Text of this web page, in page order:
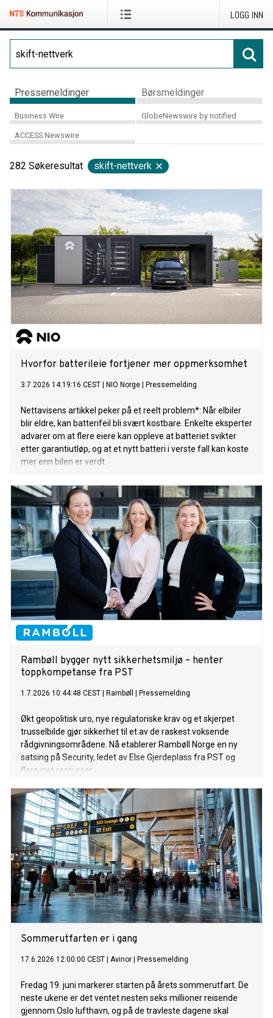
LOGG INN
Pressemeldinger Børsmeldinger
Business Wire GlobeNewswire by notified
ACCESS Newswire
282 Søkeresultat skift-nettverk
Hvorfor batterileie fortjener mer oppmerksomhet
3.7.2026 14:19:16 CEST NIO Norge Pressemelding
Nettavisens artikkel peker på et reelt problem*: Når elbiler
blir eldre, kan batterifeil bli svært kostbare. Enkelte eksperter
advarer om at flere eiere kan oppleve at batteriet svikter
etter garantiutløp, og at et nytt batteri i verste fall kan koste
mer enn bilen er verdt.
Rambøll bygger nytt sikkerhetsmiljø – henter
toppkompetanse fra PST
1.7.2026 10:44:48 CEST Rambøll Pressemelding
Økt geopolitisk uro, nye regulatoriske krav og et skjerpet
trusselbilde gjør sikkerhet til et av de raskest voksende
rådgivningsområdene. Nå etablerer Rambøll Norge en ny
satsing på Security, ledet av Else Gjerdeplass fra PST og
flere nye ressurser.
Sommerutfarten er i gang
17.6.2026 12:00:00 CEST Avinor Pressemelding
Fredag 19. juni markerer starten på årets sommerutfart. De
neste ukene er det ventet nesten seks millioner reisende
gjennom Oslo lufthavn, og på de travleste dagene skal